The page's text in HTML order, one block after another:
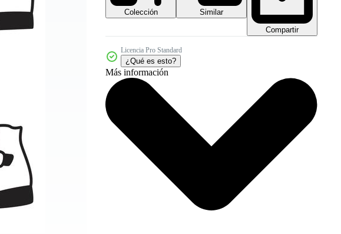
Colección
Similar
Compartir
Licencia Pro Standard
¿Qué es esto?
Más información